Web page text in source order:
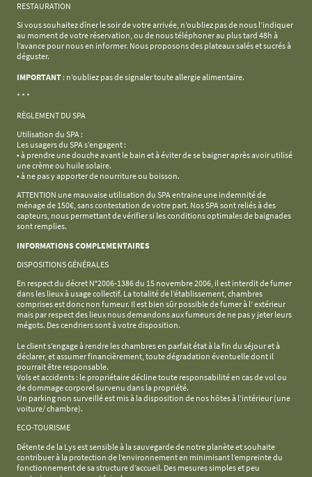
RESTAURATION
Si vous souhaitez dîner le soir de votre arrivée, n’oubliez pas de nous l’indiquer
au moment de votre réservation, ou de nous téléphoner au plus tard 48h à
l’avance pour nous en informer. Nous proposons des plateaux salés et sucrés à
déguster.
IMPORTANT : n’oubliez pas de signaler toute allergie alimentaire.
* * *
RÈGLEMENT DU SPA
Utilisation du SPA :
Les usagers du SPA s’engagent :
• à prendre une douche avant le bain et à éviter de se baigner après avoir utilisé
une crème ou huile solaire.
• à ne pas y apporter de nourriture ou boisson.
ATTENTION une mauvaise utilisation du SPA entraine une indemnité de
ménage de 150€, sans contestation de votre part. Nos SPA sont reliés à des
capteurs, nous permettant de vérifier si les conditions optimales de baignades
sont remplies.
INFORMATIONS COMPLEMENTAIRES
DISPOSITIONS GÉNÉRALES
En respect du décret N°2006-1386 du 15 novembre 2006, il est interdit de fumer
dans les lieux à usage collectif. La totalité de l’établissement, chambres
comprises est donc non fumeur. Il est bien sûr possible de fumer à l’ extérieur
mais par respect des lieux nous demandons aux fumeurs de ne pas y jeter leurs
mégots. Des cendriers sont à votre disposition.
Le client s’engage à rendre les chambres en parfait état à la fin du séjour et à
déclarer, et assumer financièrement, toute dégradation éventuelle dont il
pourrait être responsable.
Vols et accidents : le propriétaire décline toute responsabilité en cas de vol ou
de dommage corporel survenu dans la propriété.
Un parking non surveillé est mis à la disposition de nos hôtes à l’intérieur (une
voiture/ chambre).
ECO-TOURISME
Détente de la Lys est sensible à la sauvegarde de notre planète et souhaite
contribuer à la protection de l’environnement en minimisant l’empreinte du
fonctionnement de sa structure d’accueil. Des mesures simples et peu